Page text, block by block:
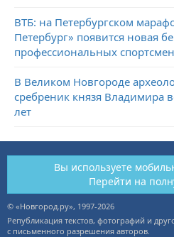
ВТБ: на Петербургском
Петербург» появится новая
профессиональных
В Великом Новгороде
сребреник князя Владимира
лет
Вы используете
Перейти на
© «Новгород.ру», 1997-2026
Републикация текстов, фотографий и
с письменного разрешения авторов.